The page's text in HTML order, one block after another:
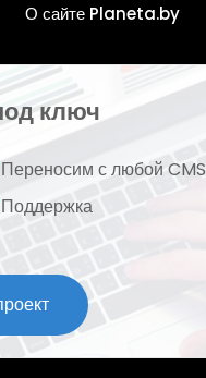
О сайте Planeta.by
ключ
Переносим с любой CMS
Поддержка